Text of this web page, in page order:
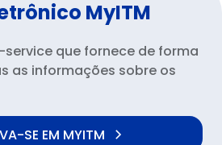
MyITM
que fornece de forma
as informações sobre os
SE EM MYITM